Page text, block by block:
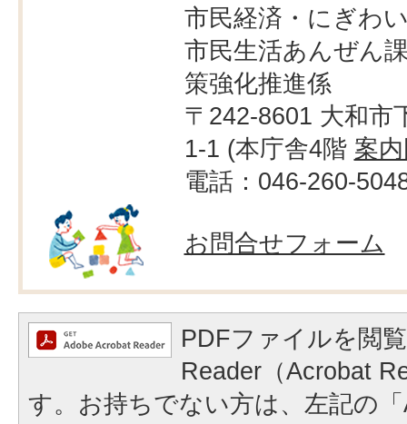
市民経済・にぎわ
市民生活あんぜん
策強化推進係
〒242-8601 大和市
1-1 (本庁舎4階 案
電話：046-260-
お問合せフォーム
PDFファイルを閲
Reader（Acrobat
す。お持ちでない方は、左記の